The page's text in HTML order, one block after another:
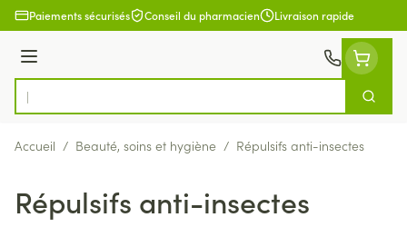
Aller au contenu
Paiements sécurisés Conseil du pharmacien Livraison rapide
Menu
Rechercher
Accueil / Beauté, soins et hygiène / Répulsifs anti-insectes
Répulsifs anti-insectes